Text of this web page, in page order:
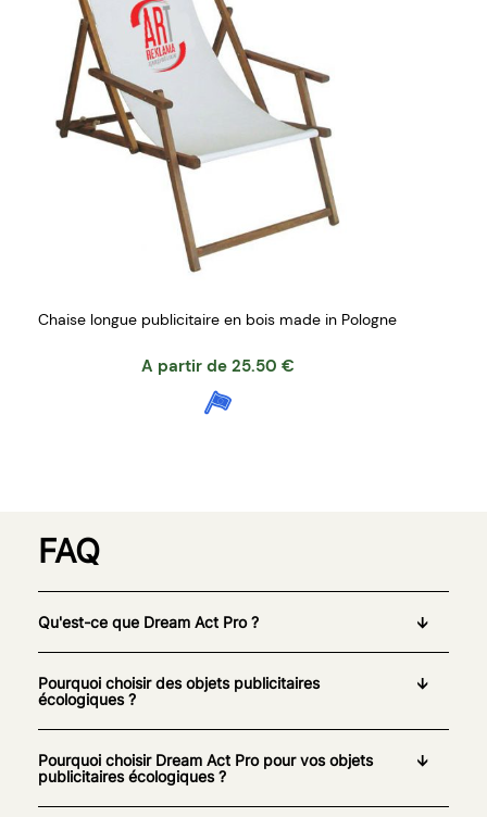
Chaise longue publicitaire en bois made in Pologne
A partir de 25.50 €
FAQ
Qu'est-ce que Dream Act Pro ?
Pourquoi choisir des objets publicitaires
écologiques ?
Pourquoi choisir Dream Act Pro pour vos objets
publicitaires écologiques ?